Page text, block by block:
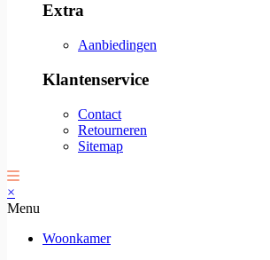
Extra
Aanbiedingen
Klantenservice
Contact
Retourneren
Sitemap
×
Menu
Woonkamer